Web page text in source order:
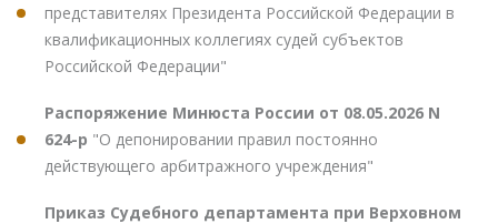
представителях Президента Российской Федерации в
квалификационных коллегиях судей субъектов
Российской Федерации"
Распоряжение Минюста России от 08.05.2026 N
624-р "О депонировании правил постоянно
действующего арбитражного учреждения"
Приказ Судебного департамента при Верховном